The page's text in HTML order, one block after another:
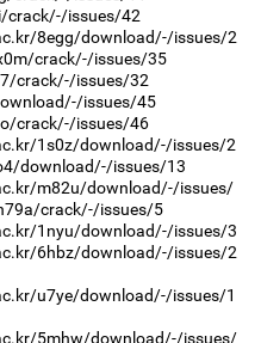
crack/-/issues/42
8egg/download/-/issues/2
crack/-/issues/35
crack/-/issues/32
issues/45
crack/-/issues/46
1s0z/download/-/issues/2
download/-/issues/13
m82u/download/-/issues/
crack/-/issues/5
1nyu/download/-/issues/3
6hbz/download/-/issues/2
u7ye/download/-/issues/1
5mhw/download/-/issues/